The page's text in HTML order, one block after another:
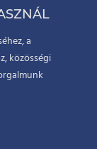
a
közösségi